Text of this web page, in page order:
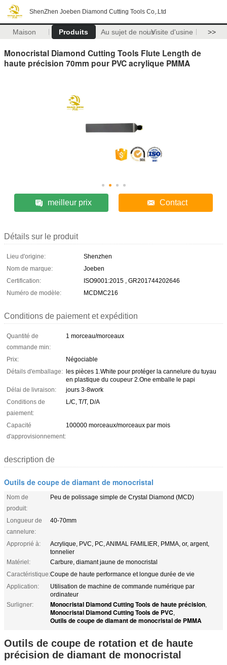
ShenZhen Joeben Diamond Cutting Tools Co,.Ltd
Maison Produits Au sujet de nousVisite d'usine >>
Monocristal Diamond Cutting Tools Flute Length de
haute précision 70mm pour PVC acrylique PMMA
meilleur prix Contact
Détails sur le produit
Lieu d'origine:
Shenzhen
Nom de marque:
Joeben
Certification:
ISO9001:2015 , GR201744202646
Numéro de modèle:
MCDMC216
Conditions de paiement et expédition
Quantité de
commande min:
1 morceau/morceaux
Prix:
Négociable
Détails d'emballage: les pièces 1.White pour protéger la cannelure du tuyau
en plastique du coupeur 2.One emballe le papi
Délai de livraison:
jours 3-8work
Conditions de
paiement:
L/C, T/T, D/A
Capacité
d'approvisionnement:
100000 morceaux/morceaux par mois
description de
Outils de coupe de diamant de monocristal
Nom de
produit:
Peu de polissage simple de Crystal Diamond (MCD)
Longueur de
cannelure:
40-70mm
Approprié à:
Acrylique, PVC, PC, ANIMAL FAMILIER, PMMA, or, argent,
tonnelier
Matériel:
Carbure, diamant jaune de monocristal
Caractéristique:Coupe de haute performance et longue durée de vie
Application:
Utilisation de machine de commande numérique par
ordinateur
Surligner:
Monocristal Diamond Cutting Tools de haute précision,
Monocristal Diamond Cutting Tools de PVC,
Outils de coupe de diamant de monocristal de PMMA
Outils de coupe de rotation et de haute
précision de diamant de monocristal